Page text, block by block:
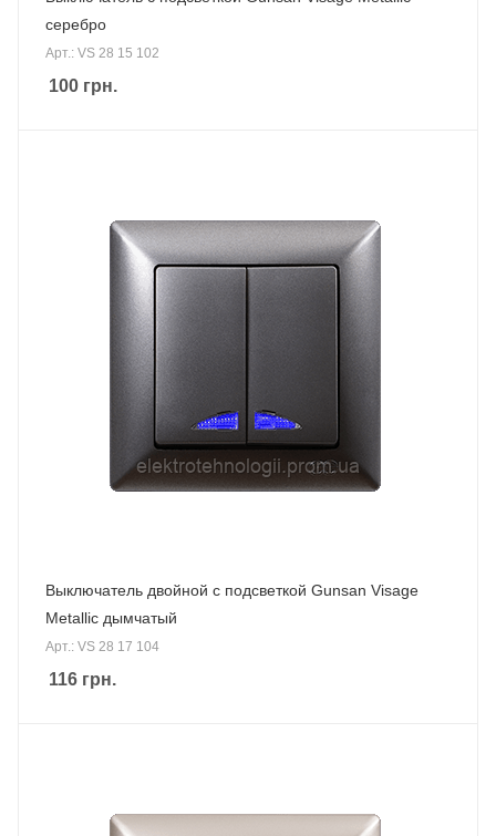
серебро
Арт.: VS 28 15 102
100 грн.
Выключатель двойной с подсветкой Gunsan Visage
Metallic дымчатый
Арт.: VS 28 17 104
116 грн.